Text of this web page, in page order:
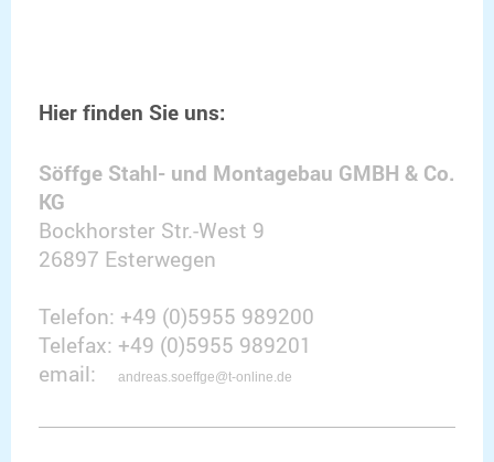
Hier finden Sie uns:
Söffge Stahl- und Montagebau GMBH & Co.
KG
Bockhorster Str.-West 9
26897 Esterwegen
Telefon: +49 (0)5955 989200
Telefax: +49 (0)5955 989201
email:
andreas.soeffge@t-online.de